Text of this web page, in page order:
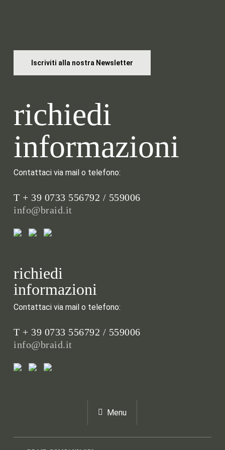
Iscriviti alla nostra Newsletter
richiedi
informazioni
Contattaci via mail o telefono:
T + 39 0733 556792 / 559006
info@braid.it
richiedi
informazioni
Contattaci via mail o telefono:
T + 39 0733 556792 / 559006
info@braid.it
Menu